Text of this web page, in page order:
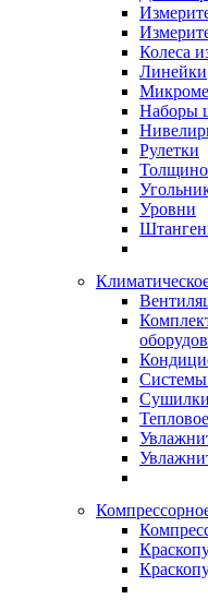
Колеса
Линейки
Наборы
Рулетки
Уровни
Системы